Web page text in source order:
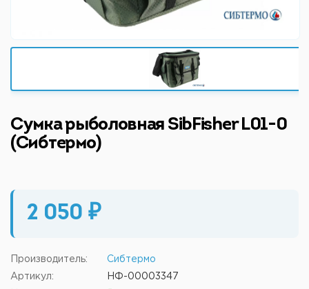
Сумка рыболовная SibFisher L01-0
(Сибтермо)
2 050 ₽
Производитель: Сибтермо
Артикул: НФ-00003347